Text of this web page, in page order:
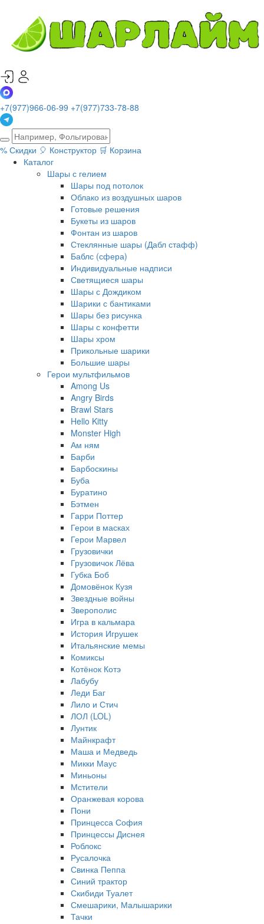
+7(977)966-06-99 +7(977)733-78-88
% Скидки 🎈 Конструктор 🛒 Корзина
Каталог
Шары с гелием
Шары под потолок
Облако из воздушных шаров
Готовые решения
Букеты из шаров
Фонтан из шаров
Стеклянные шары (Дабл стафф)
Баблс (сфера)
Индивидуальные надписи
Светящиеся шары
Шары с Дождиком
Шарики с бантиками
Шары без рисунка
Шары с конфетти
Шары хром
Прикольные шарики
Большие шары
Герои мультфильмов
Among Us
Angry Birds
Brawl Stars
Hello Kitty
Monster High
Ам ням
Барби
Барбоскины
Буба
Буратино
Бэтмен
Гарри Поттер
Герои в масках
Герои Марвел
Грузовички
Грузовичок Лёва
Губка Боб
Домовёнок Кузя
Звездные войны
Зверополис
Игра в кальмара
История Игрушек
Итальянские мемы
Комиксы
Котёнок Котэ
Лабубу
Леди Баг
Лило и Стич
ЛОЛ (LOL)
Лунтик
Майнкрафт
Маша и Медведь
Микки Маус
Миньоны
Мстители
Оранжевая корова
Пони
Принцесса София
Принцессы Диснея
Роблокс
Русалочка
Свинка Пеппа
Синий трактор
Скибиди Туалет
Смешарики, Малышарики
Тачки